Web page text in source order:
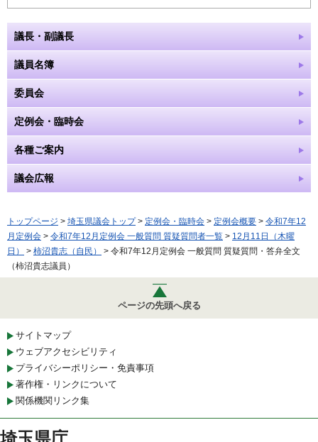
議長・副議長
議員名簿
委員会
定例会・臨時会
各種ご案内
議会広報
トップページ > 埼玉県議会トップ> 定例会・臨時会 > 定例会概要 > 令和7年12
月定例会 > 令和7年12月定例会 一般質問 質疑質問者一覧 > 12月11日（木曜
日）
> 柿沼貴志（自民）
> 令和7年12月定例会 一般質問 質疑質問・答弁全文
（柿沼貴志議員）
ページの先頭へ戻る
サイトマップ
ウェブアクセシビリティ
プライバシーポリシー・免責事項
著作権・リンクについて
関係機関リンク集